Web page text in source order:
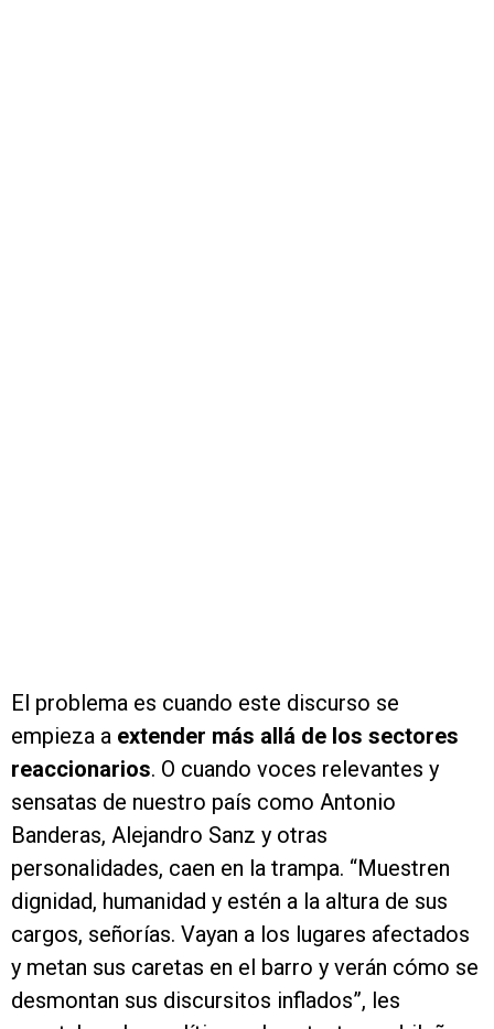
El problema es cuando este discurso se
empieza a extender más allá de los sectores
reaccionarios. O cuando voces relevantes y
sensatas de nuestro país como Antonio
Banderas, Alejandro Sanz y otras
personalidades, caen en la trampa. “Muestren
dignidad, humanidad y estén a la altura de sus
cargos, señorías. Vayan a los lugares afectados
y metan sus caretas en el barro y verán cómo se
desmontan sus discursitos inflados”, les